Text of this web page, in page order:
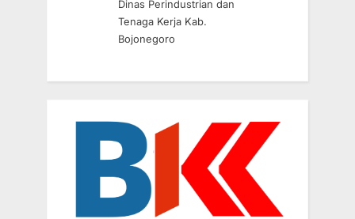
Dinas Perindustrian dan
Tenaga Kerja Kab.
Bojonegoro